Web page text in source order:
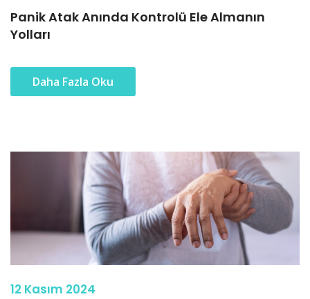
Panik Atak Anında Kontrolü Ele Almanın
Yolları
Daha Fazla Oku
12 Kasım 2024